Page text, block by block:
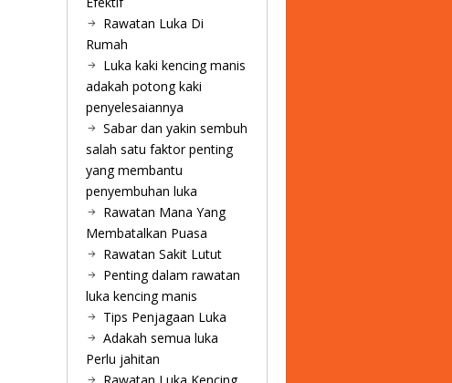
Rawatan Luka Di
Rumah
Luka kaki kencing manis
adakah potong kaki
penyelesaiannya
Sabar dan yakin sembuh
salah satu faktor penting
yang membantu
penyembuhan luka
Rawatan Mana Yang
Membatalkan Puasa
Rawatan Sakit Lutut
Penting dalam rawatan
luka kencing manis
Tips Penjagaan Luka
Adakah semua luka
Perlu jahitan